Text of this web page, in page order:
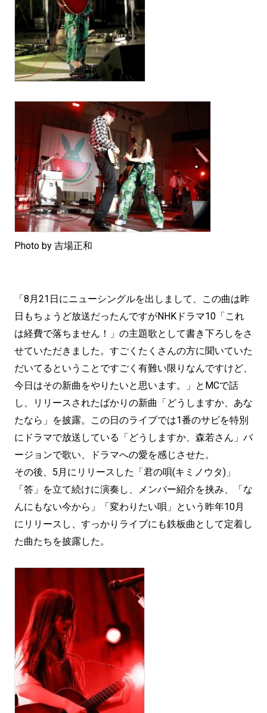
Photo by 吉場正和
「8月21日にニューシングルを出しまして、この曲は昨
日もちょうど放送だったんですがNHKドラマ10「これ
は経費で落ちません！」の主題歌として書き下ろしをさ
せていただきました。すごくたくさんの方に聞いていた
だいてるということですごく有難い限りなんですけど、
今日はその新曲をやりたいと思います。」とMCで話
し、リリースされたばかりの新曲「どうしますか、あな
たなら」を披露。この日のライブでは1番のサビを特別
にドラマで放送している「どうしますか、森若さん」バ
ージョンで歌い、ドラマへの愛を感じさせた。
その後、5月にリリースした「君の唄(キミノウタ)」
「答」を立て続けに演奏し、メンバー紹介を挟み、「な
んにもない今から」「変わりたい唄」という昨年10月
にリリースし、すっかりライブにも鉄板曲として定着し
た曲たちを披露した。